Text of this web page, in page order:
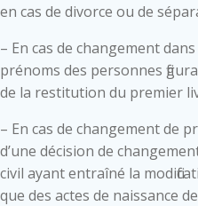
en cas de divorce ou de
– En cas de changement
prénoms des personnes
de la restitution du premier
– En cas de changement de
d’une décision de
civil ayant entraîné la
que des actes de naissance